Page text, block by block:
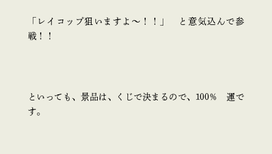
「レイコップ狙いますよ～！！」 と意気込んで参
戦！！
といっても、景品は、くじで決まるので、100％ 運で
す。